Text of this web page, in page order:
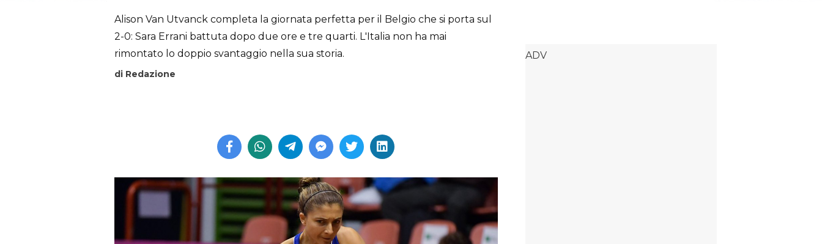
Alison Van Utvanck completa la giornata perfetta per il Belgio che si porta sul
2-0: Sara Errani battuta dopo due ore e tre quarti. L'Italia non ha mai
rimontato lo doppio svantaggio nella sua storia.
di Redazione